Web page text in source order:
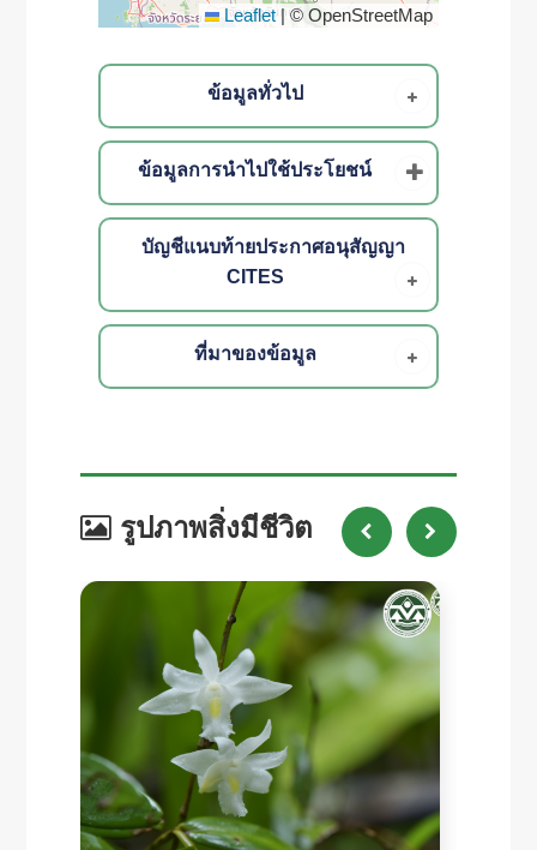
Leaflet |© OpenStreetMap
ข้อมูลทั่วไป
ข้อมูลการนำไปใช้ประโยชน์
บัญชีแนบท้ายประกาศอนุสัญญา
CITES
ที่มาของข้อมูล
รูปภาพสิ่งมีชีวิต